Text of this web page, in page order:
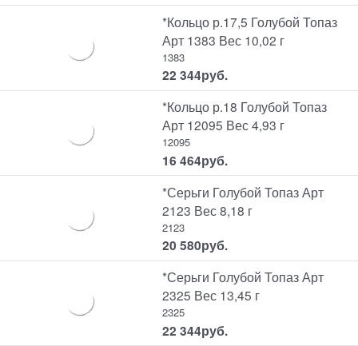
*Кольцо р.17,5 Голубой Топаз
Арт 1383 Вес 10,02 г
1383
22 344руб.
*Кольцо р.18 Голубой Топаз
Арт 12095 Вес 4,93 г
12095
16 464руб.
*Серьги Голубой Топаз Арт
2123 Вес 8,18 г
2123
20 580руб.
*Серьги Голубой Топаз Арт
2325 Вес 13,45 г
2325
22 344руб.